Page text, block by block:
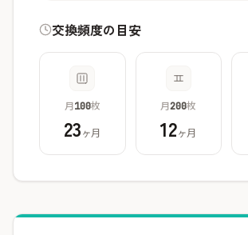
交換頻度の目安
月100枚
23ヶ月
月200枚
12ヶ月